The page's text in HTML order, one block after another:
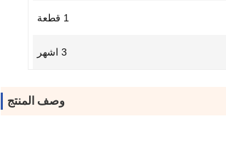
1 قطعة
3 اشهر
وصف المنتج